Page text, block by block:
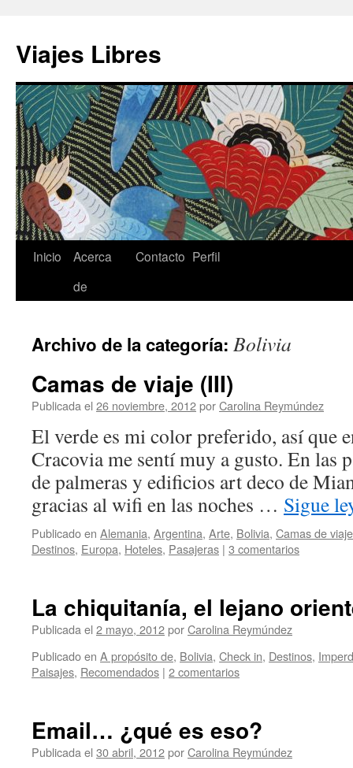
contenido
Viajes Libres
Inicio
Acerca
de
Contacto Perfil
Archivo de la categoría: Bolivia
Camas de viaje (III)
Publicada el 26 noviembre, 2012porCarolina Reymúndez
El verde es mi color preferido, así que
Cracovia me sentí muy a gusto. En las
de palmeras y edificios art deco de
gracias al wifi en las noches … Sigue
Publicado en Alemania, Argentina, Arte, Bolivia, Camas de viaje
Destinos, Europa, Hoteles, Pasajeras | 3 comentarios
La chiquitanía, el lejano
Publicada el 2 mayo, 2012porCarolina Reymúndez
Publicado en A propósito de, Bolivia, Check in, Destinos,
Paisajes, Recomendados | 2 comentarios
Email… ¿qué es eso?
Publicada el 30 abril, 2012porCarolina Reymúndez